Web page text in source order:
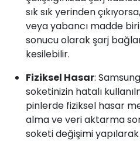
sık sık yerinden
veya yabancı madde
sonucu olarak şarj
kesilebilir.
Fiziksel Hasar:
soketinizin hatalı
pinlerde fiziksel hasar
alma ve veri aktarma
soketi değişimi